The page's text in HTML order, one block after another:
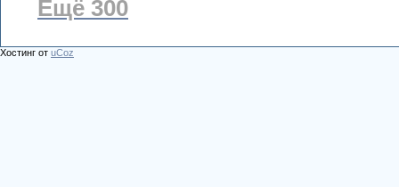
Ещё 300
Хостинг от uCoz